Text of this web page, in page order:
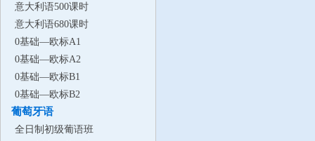
意大利语500课时
意大利语680课时
0基础—欧标A1
0基础—欧标A2
0基础—欧标B1
0基础—欧标B2
葡萄牙语
全日制初级葡语班